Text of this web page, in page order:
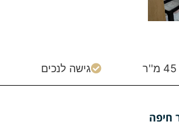
גישה לנכים